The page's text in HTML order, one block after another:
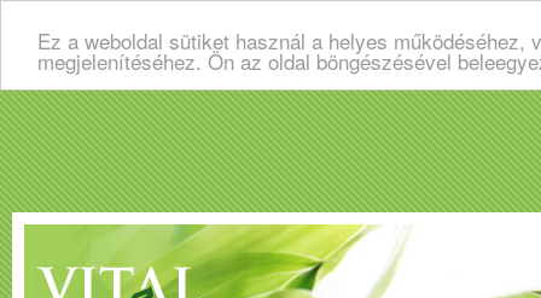
Ez a weboldal sütiket használ a helyes
megjelenítéséhez. Ön az oldal böngészésével